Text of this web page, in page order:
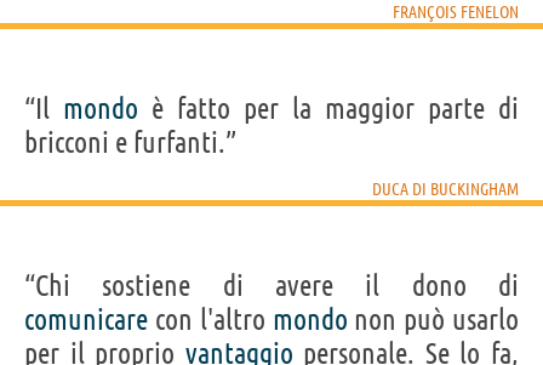
FRANÇOIS FENELON
“Il mondo è fatto per la maggior parte di
bricconi e furfanti.”
DUCA DI BUCKINGHAM
“Chi sostiene di avere il dono di
comunicare con l'altro mondo non può usarlo
per il proprio vantaggio personale. Se lo fa,